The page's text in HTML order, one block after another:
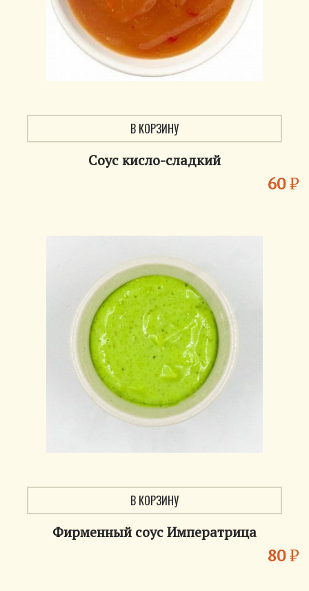
В КОРЗИНУ
Соус кисло-сладкий
60₽
В КОРЗИНУ
Фирменный соус Императрица
80₽